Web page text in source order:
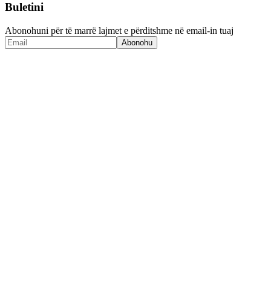
Buletini
Abonohuni për të marrë lajmet e përditshme në email-in tuaj
Abonohu